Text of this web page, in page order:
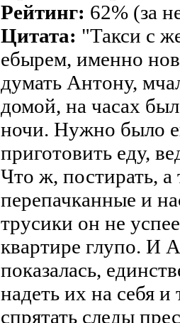
Рейтинг: 62% (за
Цитата: "Такси с
ебырем, именно
думать Антону,
домой, на часах
ночи. Нужно было
приготовить еду,
Что ж, постирать,
перепачканные и
трусики он не
квартире глупо. И
показалась,
надеть их на себя
спрятать следы